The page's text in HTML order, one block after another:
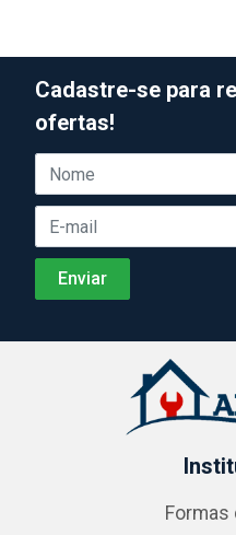
Cadastre-se para
ofertas!
Formas